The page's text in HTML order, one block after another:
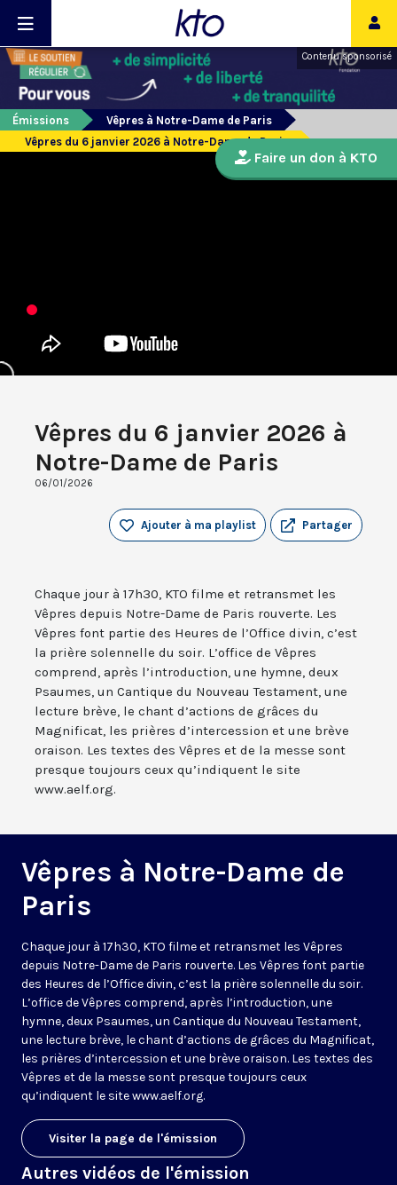
Contenu sponsorisé
Émissions
Vêpres à Notre-Dame de Paris
Vêpres du 6 janvier 2026 à Notre-Dame de Paris
Vêpres du 6 janvier 2026 à
Notre-Dame de Paris
06/01/2026
Partager
Ajouter à ma playlist
Chaque jour à 17h30, KTO filme et retransmet les
Vêpres depuis Notre-Dame de Paris rouverte. Les
Vêpres font partie des Heures de l’Office divin, c’est
la prière solennelle du soir. L’office de Vêpres
comprend, après l’introduction, une hymne, deux
Psaumes, un Cantique du Nouveau Testament, une
lecture brève, le chant d’actions de grâces du
Magnificat, les prières d’intercession et une brève
oraison. Les textes des Vêpres et de la messe sont
presque toujours ceux qu’indiquent le site
www.aelf.org.
Vêpres à Notre-Dame de
Paris
Chaque jour à 17h30, KTO filme et retransmet les Vêpres
depuis Notre-Dame de Paris rouverte. Les Vêpres font partie
des Heures de l’Office divin, c’est la prière solennelle du soir.
L’office de Vêpres comprend, après l’introduction, une
hymne, deux Psaumes, un Cantique du Nouveau Testament,
une lecture brève, le chant d’actions de grâces du Magnificat,
les prières d’intercession et une brève oraison. Les textes des
Vêpres et de la messe sont presque toujours ceux
qu’indiquent le sitewww.aelf.org.
Visiter la page de l'émission
Autres vidéos de l'émission
Faire un don à KTO